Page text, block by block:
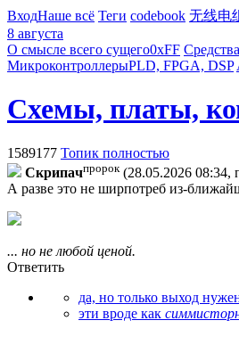
ВходНаше всё Теги codebook 无线电
8 августа
О смысле всего сущего0xFF
МикроконтроллерыPLD, FPGA, DSP
Схемы, платы,
1589177 Топик полностью
Cкpипaчпророк (28.05.2026 08:34,
А разве это не ширпотреб из-
... но не любой ценой.
Ответить
да, но только выход
эти вроде как